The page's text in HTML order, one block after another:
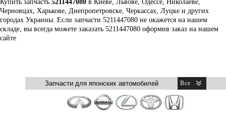
Купить запчасть 5211447080 в Киеве, Львове, Одессе, Николаеве,
Черновцах, Харькове, Днепропетровске, Черкассах, Луцке и других
городах Украины. Если запчасти 5211447080 не окажется на нашем
складе, вы всегда можете заказать 5211447080 оформив заказ на нашем
сайте